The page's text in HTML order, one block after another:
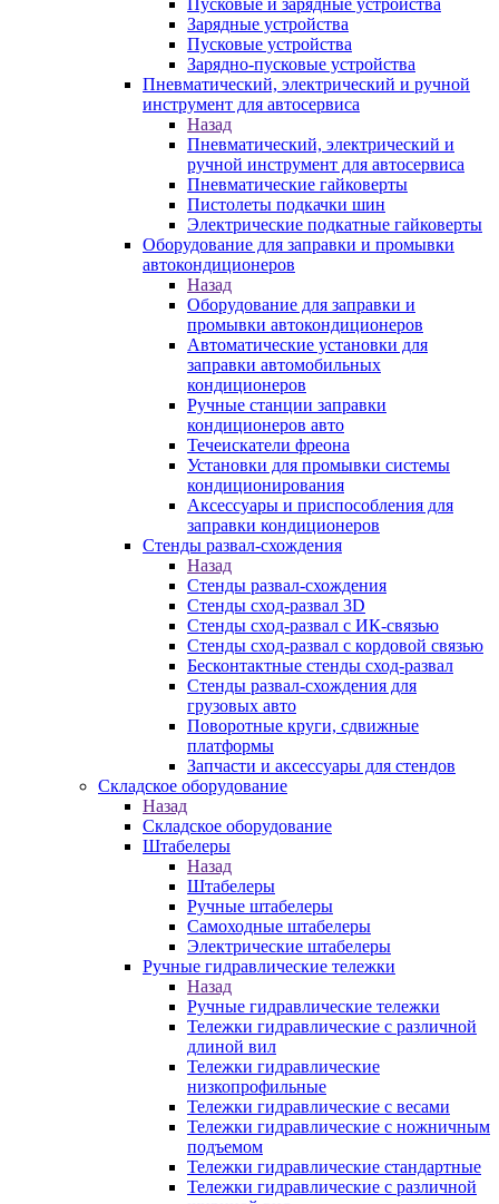
Пусковые и зарядные устройства
Зарядные устройства
Пусковые устройства
Зарядно-пусковые устройства
Пневматический, электрический и ручной
инструмент для автосервиса
Назад
Пневматический, электрический и
ручной инструмент для автосервиса
Пневматические гайковерты
Пистолеты подкачки шин
Электрические подкатные гайковерты
Оборудование для заправки и промывки
автокондиционеров
Назад
Оборудование для заправки и
промывки автокондиционеров
Автоматические установки для
заправки автомобильных
кондиционеров
Ручные станции заправки
кондиционеров авто
Течеискатели фреона
Установки для промывки системы
кондиционирования
Аксессуары и приспособления для
заправки кондиционеров
Стенды развал-схождения
Назад
Стенды развал-схождения
Стенды сход-развал 3D
Стенды сход-развал с ИК-связью
Стенды сход-развал с кордовой связью
Бесконтактные стенды сход-развал
Стенды развал-схождения для
грузовых авто
Поворотные круги, сдвижные
платформы
Запчасти и аксессуары для стендов
Складское оборудование
Назад
Складское оборудование
Штабелеры
Назад
Штабелеры
Ручные штабелеры
Самоходные штабелеры
Электрические штабелеры
Ручные гидравлические тележки
Назад
Ручные гидравлические тележки
Тележки гидравлические с различной
длиной вил
Тележки гидравлические
низкопрофильные
Тележки гидравлические с весами
Тележки гидравлические с ножничным
подъемом
Тележки гидравлические стандартные
Тележки гидравлические с различной